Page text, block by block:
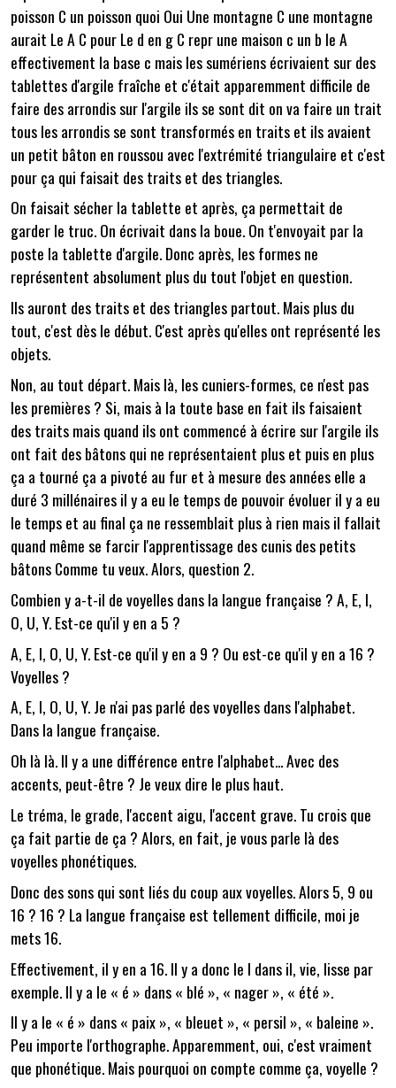
poisson C un poisson quoi Oui Une montagne C une montagne
aurait Le A C pour Le d en g C repr une maison c un b le A
effectivement la base c mais les sumériens écrivaient sur des
tablettes d'argile fraîche et c'était apparemment difficile de
faire des arrondis sur l'argile ils se sont dit on va faire un trait
tous les arrondis se sont transformés en traits et ils avaient
un petit bâton en roussou avec l'extrémité triangulaire et c'est
pour ça qui faisait des traits et des triangles.
On faisait sécher la tablette et après, ça permettait de
garder le truc. On écrivait dans la boue. On t'envoyait par la
poste la tablette d'argile. Donc après, les formes ne
représentent absolument plus du tout l'objet en question.
Ils auront des traits et des triangles partout. Mais plus du
tout, c'est dès le début. C'est après qu'elles ont représenté les
objets.
Non, au tout départ. Mais là, les cuniers-formes, ce n'est pas
les premières ? Si, mais à la toute base en fait ils faisaient
des traits mais quand ils ont commencé à écrire sur l'argile ils
ont fait des bâtons qui ne représentaient plus et puis en plus
ça a tourné ça a pivoté au fur et à mesure des années elle a
duré 3 millénaires il y a eu le temps de pouvoir évoluer il y a eu
le temps et au final ça ne ressemblait plus à rien mais il fallait
quand même se farcir l'apprentissage des cunis des petits
bâtons Comme tu veux. Alors, question 2.
Combien y a-t-il de voyelles dans la langue française ? A, E, I,
O, U, Y. Est-ce qu'il y en a 5 ?
A, E, I, O, U, Y. Est-ce qu'il y en a 9 ? Ou est-ce qu'il y en a 16 ?
Voyelles ?
A, E, I, O, U, Y. Je n'ai pas parlé des voyelles dans l'alphabet.
Dans la langue française.
Oh là là. Il y a une différence entre l'alphabet... Avec des
accents, peut-être ? Je veux dire le plus haut.
Le tréma, le grade, l'accent aigu, l'accent grave. Tu crois que
ça fait partie de ça ? Alors, en fait, je vous parle là des
voyelles phonétiques.
Donc des sons qui sont liés du coup aux voyelles. Alors 5, 9 ou
16 ? 16 ? La langue française est tellement difficile, moi je
mets 16.
Effectivement, il y en a 16. Il y a donc le I dans il, vie, lisse par
exemple. Il y a le « é » dans « blé », « nager », « été ».
Il y a le « é » dans « paix », « bleuet », « persil », « baleine ».
Peu importe l'orthographe. Apparemment, oui, c'est vraiment
que phonétique. Mais pourquoi on compte comme ça, voyelle ?